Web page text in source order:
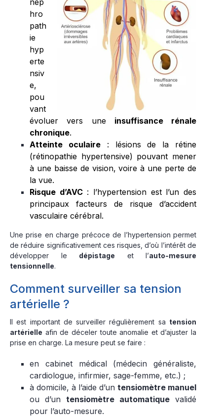
nép
hro
path
ie
hyp
erte
nsiv
e,
pou
vant
évoluer vers une insuffisance rénale
chronique.
Atteinte oculaire: lésions de la rétine
(rétinopathie hypertensive) pouvant mener
à une baisse de vision, voire à une perte de
la vue.
Risque d’AVC: l’hypertension est l’un des
principaux facteurs de risque d’accident
vasculaire cérébral.
Une prise en charge précoce de l’hypertension permet
de réduire significativement ces risques, d’où l’intérêt de
développer le dépistage et l’auto-mesure
tensionnelle.
Comment surveiller sa tension
artérielle ?
Il est important de surveiller régulièrement sa tension
artérielle afin de déceler toute anomalie et d’ajuster la
prise en charge. La mesure peut se faire :
en cabinet médical (médecin généraliste,
cardiologue, infirmier, sage-femme, etc.) ;
à domicile, à l’aide d’un tensiomètre manuel
ou d’un tensiomètre automatique validé
pour l’auto-mesure.